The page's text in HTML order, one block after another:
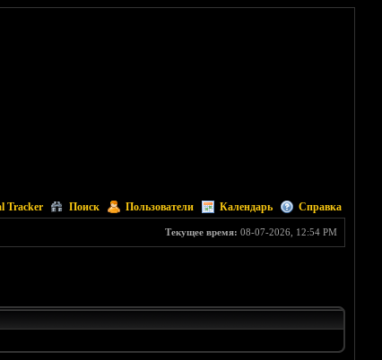
Tracker Поиск Пользователи Календарь Справка
Текущее время: 08-07-2026, 12:54 PM